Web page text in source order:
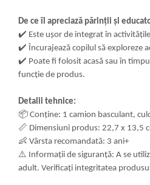
De ce îl apreciază părinții și
✔️ Este ușor de integrat în
✔️ Încurajează copilul să exploreze
✔️ Poate fi folosit acasă sau în
funcție de produs.
Detalii tehnice:
📦 Conține: 1 camion basculant,
📏 Dimensiuni produs: 22,7 x 13,5
👶 Vârsta recomandată: 3 ani+
⚠️ Informații de siguranță: A se
adult. Verificați integritatea